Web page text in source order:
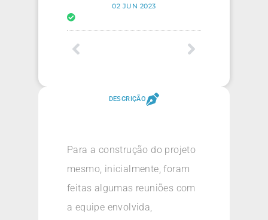
02 JUN 2023
DESCRIÇÃO
Para a construção do projeto
mesmo, inicialmente, foram
feitas algumas reuniões com
a equipe envolvida,